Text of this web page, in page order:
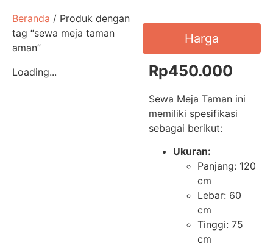
Beranda / Produk dengan
tag “sewa meja taman
aman”
Loading...
Harga
Rp450.000
Sewa Meja Taman ini
memiliki spesifikasi
sebagai berikut:
Ukuran:
Panjang: 120
cm
Lebar: 60
cm
Tinggi: 75
cm